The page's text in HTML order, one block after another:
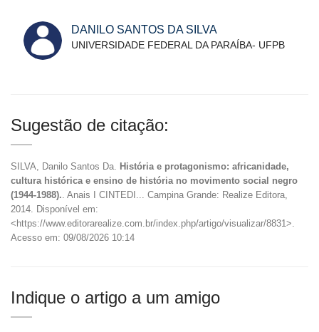
DANILO SANTOS DA SILVA
UNIVERSIDADE FEDERAL DA PARAÍBA- UFPB
Sugestão de citação:
SILVA, Danilo Santos Da.
História e protagonismo: africanidade,
cultura histórica e ensino de história no movimento social negro
(1944-1988). . Anais I CINTEDI... Campina Grande: Realize Editora,
2014. Disponível em:
<https://www.editorarealize.com.br/index.php/artigo/visualizar/8831>.
Acesso em: 09/08/2026 10:14
Indique o artigo a um amigo